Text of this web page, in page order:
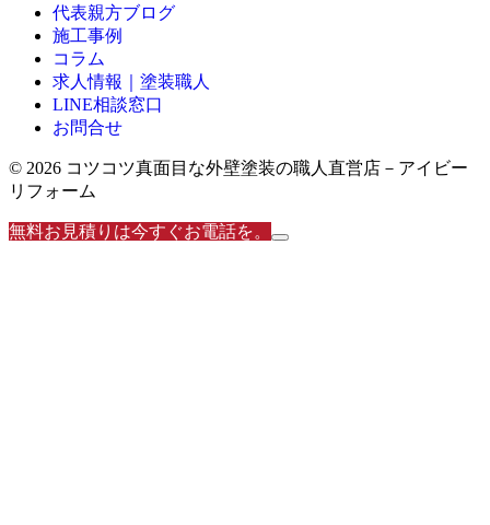
代表親方ブログ
施工事例
コラム
求人情報｜塗装職人
LINE相談窓口
お問合せ
© 2026 コツコツ真面目な外壁塗装の職人直営店－アイビー
リフォーム
無料お見積りは今すぐお電話を。